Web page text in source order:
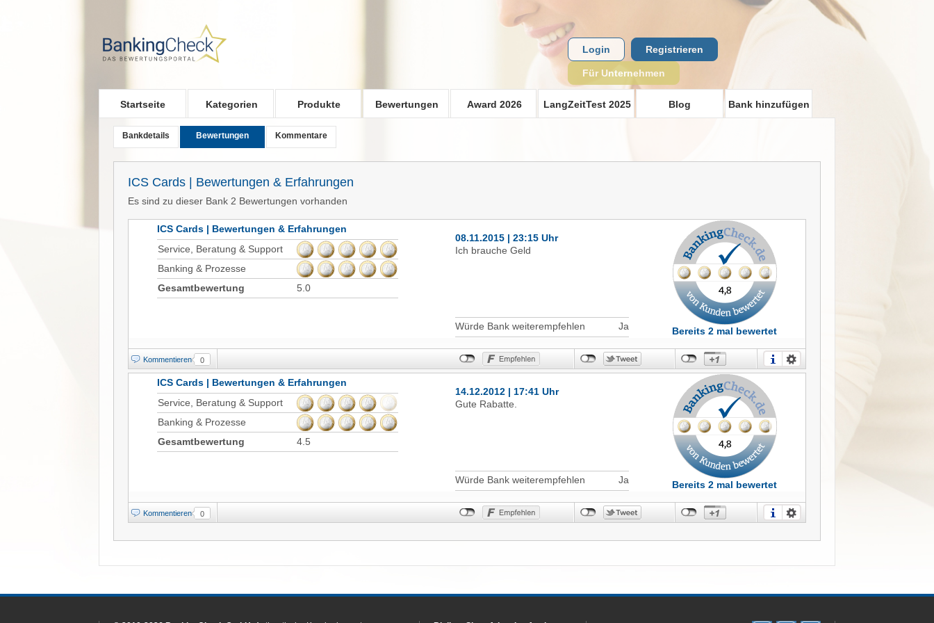
Startseite Kategorien Produkte Bewertungen Award 2026 LangZeitTest 2025 Blog Bank hinzufügen
Login Registrieren
Für Unternehmen
Bankdetails Bewertungen Kommentare
ICS Cards | Bewertungen & Erfahrungen
Es sind zu dieser Bank 2 Bewertungen vorhanden
ICS Cards | Bewertungen & Erfahrungen
Service, Beratung & Support
Banking & Prozesse
Gesamtbewertung
5.0
08.11.2015 | 23:15 Uhr
Ich brauche Geld
Würde Bank weiterempfehlen Ja Bereits 2 mal bewertet
Kommentieren 0
ICS Cards | Bewertungen & Erfahrungen
Service, Beratung & Support
Banking & Prozesse
Gesamtbewertung
4.5
14.12.2012 | 17:41 Uhr
Gute Rabatte.
Würde Bank weiterempfehlen Ja Bereits 2 mal bewertet
Kommentieren 0